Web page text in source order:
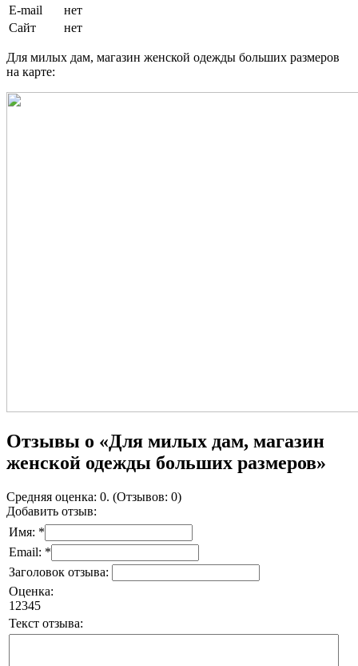
E-mail
нет
Сайт
нет
Для милых дам, магазин женской одежды больших размеров
на карте:
Отзывы о «Для милых дам, магазин
женской одежды больших размеров»
Средняя оценка: 0. (Отзывов: 0)
Добавить отзыв:
Имя: *
Email: *
Заголовок отзыва:
Оценка:
1 2345
Текст отзыва: